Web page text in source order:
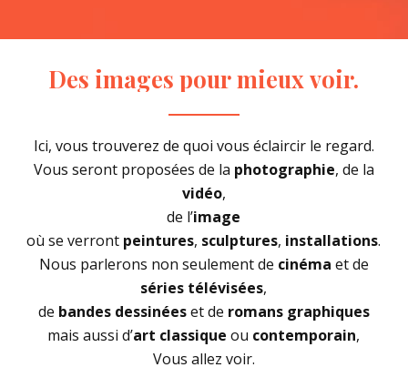
Des images pourmieux voir.
Ici, vous trouverez de quoi vous éclaircir le regard.
Vous seront proposées de la photographie, de la
vidéo,
de l’image
où se verront peintures, sculptures, installations.
Nous parlerons non seulement de cinéma et de
séries télévisées,
de bandes dessinéeset de romans graphiques
mais aussi d’art classique ou contemporain,
Vous allez voir.